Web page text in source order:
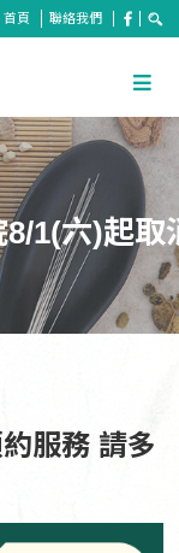
首頁 聯絡我們
1(六)起
服務 請多